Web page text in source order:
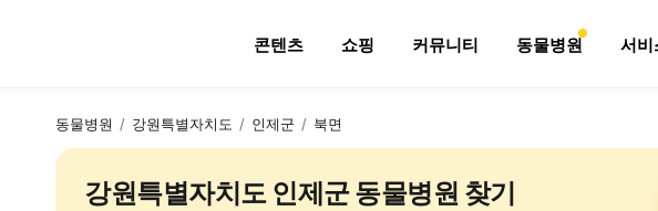
콘텐츠 쇼핑 커뮤니티 동물병원 서비
동물병원 / 강원특별자치도 / 인제군 / 북면
강원특별자치도 인제군 동물병원 찾기